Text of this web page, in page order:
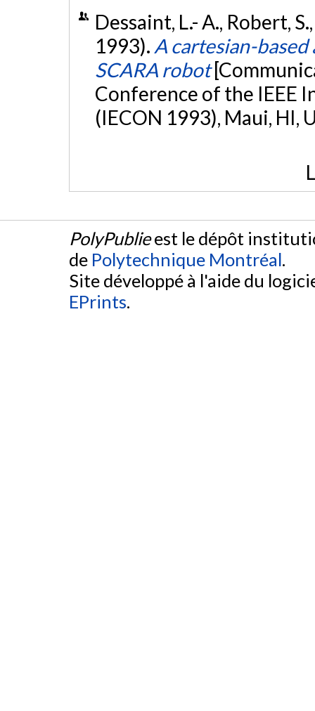
Dessaint, L.- A., Robert,
1993). A cartesian-
SCARA robot
Conference of the IEEE
(IECON 1993), Maui, HI,
PolyPublieest le dépôt
de Polytechnique Montréal.
Site développé à l'aide du
EPrints.